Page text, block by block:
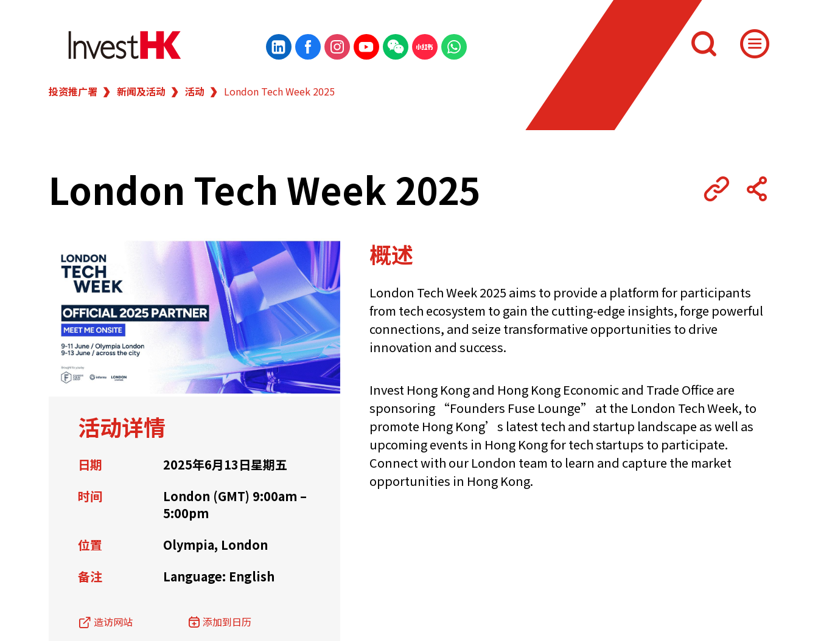
繁 简
新闻及活动
在港开业
关于我们
联系我们
资源中心 常见问题 商业机遇：政府招标公告
投资推广署 新闻及活动 活动 London Tech Week 2025
London Tech Week 2025
活动详情
日期
2025年6月13日星期五
时间
London (GMT) 9:00am –
5:00pm
位置
Olympia, London
备注
Language: English
造访网站 添加到日历
概述
London Tech Week 2025 aims to provide a platform for participants
from tech ecosystem to gain the cutting-edge insights, forge powerful
connections, and seize transformative opportunities to drive
innovation and success.
Invest Hong Kong and Hong Kong Economic and Trade Office are
sponsoring “Founders Fuse Lounge” at the London Tech Week, to
promote Hong Kong’s latest tech and startup landscape as well as
upcoming events in Hong Kong for tech startups to participate.
Connect with our London team to learn and capture the market
opportunities in Hong Kong.